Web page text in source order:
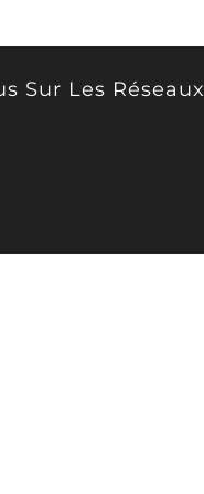
Sur Les Réseaux